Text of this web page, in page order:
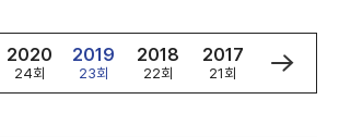
2020
24회
2019
23회
2018
22회
2017
21회
2016
20회